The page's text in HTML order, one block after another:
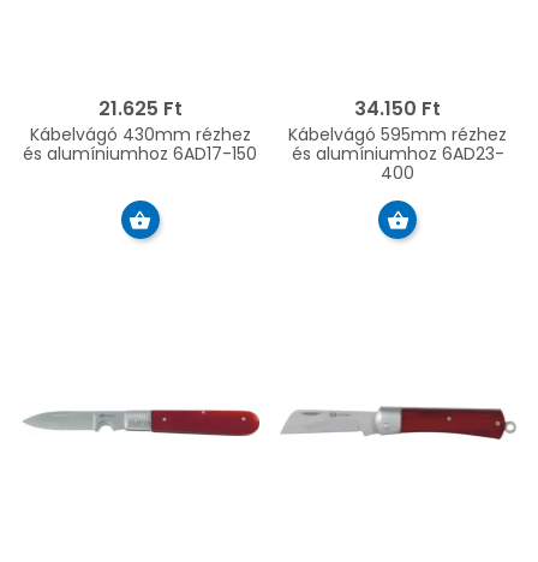
21.625 Ft
Kábelvágó 430mm rézhez
és alumíniumhoz 6AD17-150
34.150 Ft
Kábelvágó 595mm rézhez
és alumíniumhoz 6AD23-
400